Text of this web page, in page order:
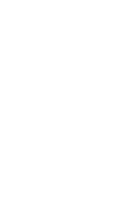
P. Ghadiali
bei der
ganz besondere
gibt es